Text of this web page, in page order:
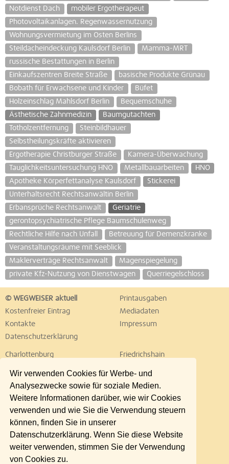
Wir verwenden Cookies für Werbe- und
Analysezwecke sowie für soziale Medien.
Weitere Informationen darüber, wie wir Cookies
verwenden und wie Sie die Verwendung steuern
können, finden Sie in unserer
Datenschutzerklärung. Wenn Sie diese Website
weiter verwenden, stimmen Sie der Verwendung
von Cookies zu.
Notdienst Dach
mobiler Ergotherapeut
Photovoltaikanlagen. Regenwassernutzung
Wohnungsvermietung im Osten Berlins
Steildacheindeckung Kaulsdorf Berlin
Mamma-MRT
russische Bestattungen in Berlin
Einkaufszentren Breite Straße
basische Produkte Grünau
Bobath für Erwachsene und Kinder
Büfet
Holzeinschlag Mahlsdorf Berlin
Bequemschuhe
Ästhetische Zahnmedizin
Baumgutachten
Totholzentfernung
Steinbildhauer
Selbstheilungskräfte aktivieren
Ergotherapie Christburger Straße
Kamera-Überwachung
Tauglichkeitsuntersuchung HNO
Metallbauarbeiten
HNO
Apotheke Körperfettanalyse Kaulsdorf
Stickerei
Unterhaltsrecht Rechtsanwältin Berlin
Erbansprüche Rechtsanwalt
Geriatrie
gerontopsychiatrische Pflege Baumschulenweg
Rechtliche Hilfe nach Unfall
Betreuung für Demenzkranke
Veranstaltungsräume mit Seeblick
Maklerverträge Rechtsanwalt
Magenspiegelung
private Kfz-Nutzung von Dienstwagen
Querriegelschloss
© WEGWEISER aktuell
Printausgaben
Kostenfreier Eintrag
Mediadaten
Kontakte
Impressum
Datenschutzerklärung
Charlottenburg
Friedrichshain
Lichtenberg
Marzahn
Neukölln
Pankow
Reinickendorf
Schöneberg
Spandau
Steglitz
Tempelhof